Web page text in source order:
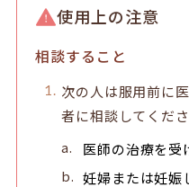
使用上の注意
相談すること
次の人は服用前に
者に相談してくだ
医師の治療を受
妊婦または妊娠